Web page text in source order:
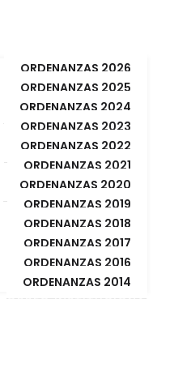
ORDENANZAS 2026
ORDENANZAS 2025
ORDENANZAS 2024
ORDENANZAS 2023
ORDENANZAS 2022
ORDENANZAS 2021
ORDENANZAS 2020
ORDENANZAS 2019
ORDENANZAS 2018
ORDENANZAS 2017
ORDENANZAS 2016
ORDENANZAS 2014
CORREO INSTITUCIONAL